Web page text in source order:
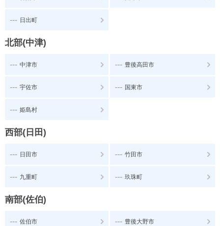
--- 日出町
北部(中津)
--- 中津市 --- 豊後高田市
--- 宇佐市 --- 国東市
--- 姫島村
西部(日田)
--- 日田市 --- 竹田市
--- 九重町 --- 玖珠町
南部(佐伯)
--- 佐伯市 --- 豊後大野市